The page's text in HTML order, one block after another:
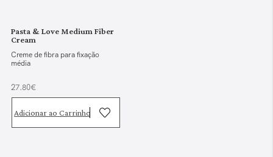
Pasta & Love Medium Fiber
Cream
Creme de fibra para fixação
média
27.80€
Adicionar ao Carrinho